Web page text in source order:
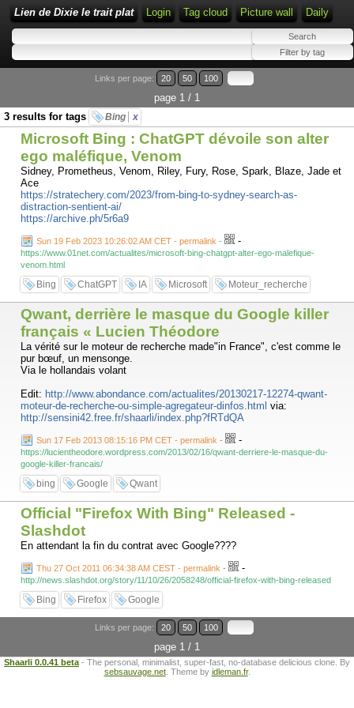
Lien de Dixie le trait plat Login Tag cloud Picture wall Daily
Links per page: 20 50 100
page 1 / 1
3 results for tags
Bing x
Microsoft Bing : ChatGPT dévoile son alter
ego maléfique, Venom
Sidney, Prometheus, Venom, Riley, Fury, Rose, Spark, Blaze, Jade et
Ace
https://stratechery.com/2023/from-bing-to-sydney-search-as-
distraction-sentient-ai/
https://archive.ph/5r6a9
Sun 19 Feb 2023 10:26:02 AM CET - permalink - -
https://www.01net.com/actualites/microsoft-bing-chatgpt-alter-ego-malefique-
venom.html
Bing ChatGPT IA Microsoft Moteur_recherche
Qwant, derrière le masque du Google killer
français « Lucien Théodore
La vérité sur le moteur de recherche made"in France", c'est comme le
pur bœuf, un mensonge.
Via le hollandais volant
Edit: http://www.abondance.com/actualites/20130217-12274-qwant-
moteur-de-recherche-ou-simple-agregateur-dinfos.html via:
http://sensini42.free.fr/shaarli/index.php?fRTdQA
Sun 17 Feb 2013 08:15:16 PM CET - permalink - -
https://lucientheodore.wordpress.com/2013/02/16/qwant-derriere-le-masque-du-
google-killer-francais/
bing Google Qwant
Official "Firefox With Bing" Released -
Slashdot
En attendant la fin du contrat avec Google????
Thu 27 Oct 2011 06:34:38 AM CEST - permalink - -
http://news.slashdot.org/story/11/10/26/2058248/official-firefox-with-bing-released
Bing Firefox Google
Links per page: 20 50 100
page 1 / 1
Shaarli 0.0.41 beta - The personal, minimalist, super-fast, no-database delicious clone. By
sebsauvage.net. Theme by idleman.fr.